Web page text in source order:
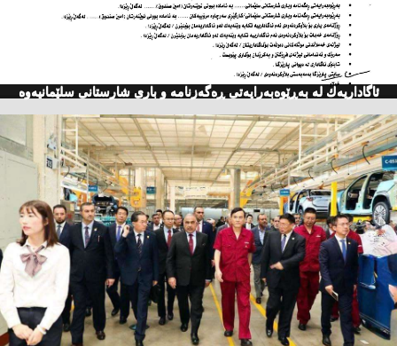
ئاگاداریه‌ك له‌ به‌ڕێوه‌به‌رایه‌تی ڕه‌گه‌زنامه‌ و باری شارستانی سلێمانیه‌وه‌